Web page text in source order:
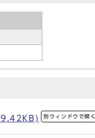
別ウィンドウで開く